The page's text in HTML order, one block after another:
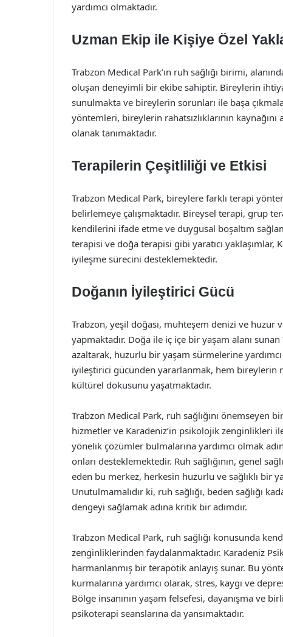
yardımcı olmaktadır.
Uzman Ekip ile Kişiye Özel
Trabzon Medical Park’ın ruh sağlığı birimi,
oluşan deneyimli bir ekibe sahiptir. Bireylerin
sunulmakta ve bireylerin sorunları ile başa
yöntemleri, bireylerin rahatsızlıklarının
olanak tanımaktadır.
Terapilerin Çeşitliliği ve Etkisi
Trabzon Medical Park, bireylere farklı terapi
belirlemeye çalışmaktadır. Bireysel terapi, grup
kendilerini ifade etme ve duygusal boşaltım
terapisi ve doğa terapisi gibi yaratıcı
iyileşme sürecini desteklemektedir.
Doğanın İyileştirici Gücü
Trabzon, yeşil doğası, muhteşem denizi ve huzur
yapmaktadır. Doğa ile iç içe bir yaşam alanı
azaltarak, huzurlu bir yaşam sürmelerine
iyileştirici gücünden yararlanmak, hem bireylerin
kültürel dokusunu yaşatmaktadır.
Trabzon Medical Park, ruh sağlığını
hizmetler ve Karadeniz’in psikolojik zenginlikleri
yönelik çözümler bulmalarına yardımcı olmak
onları desteklemektedir. Ruh sağlığının, genel
eden bu merkez, herkesin huzurlu ve sağlıklı bir
Unutulmamalıdır ki, ruh sağlığı, beden sağlığı
dengeyi sağlamak adına kritik bir adımdır.
Trabzon Medical Park, ruh sağlığı konusunda
zenginliklerinden faydalanmaktadır. Karadeniz
harmanlanmış bir terapötik anlayış sunar. Bu
kurmalarına yardımcı olarak, stres, kaygı ve
Bölge insanının yaşam felsefesi, dayanışma ve
psikoterapi seanslarına da yansımaktadır.